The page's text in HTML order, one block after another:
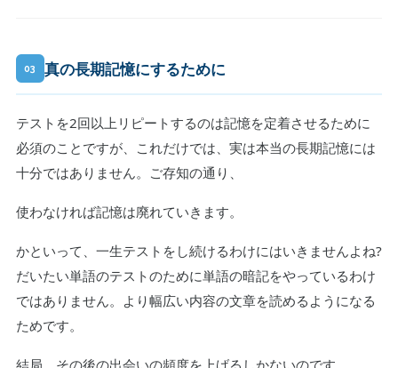
03 真の長期記憶にするために
テストを2回以上リピートするのは記憶を定着させるために
必須のことですが、これだけでは、実は本当の長期記憶には
十分ではありません。ご存知の通り、
使わなければ記憶は廃れていきます。
かといって、一生テストをし続けるわけにはいきませんよね?
だいたい単語のテストのために単語の暗記をやっているわけ
ではありません。より幅広い内容の文章を読めるようになる
ためです。